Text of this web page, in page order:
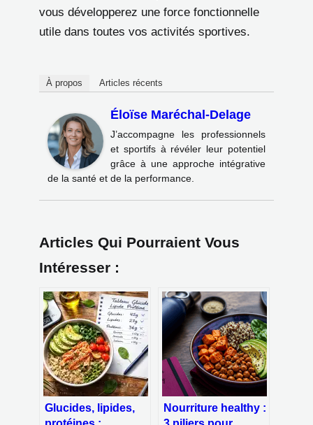
vous développerez une force fonctionnelle
utile dans toutes vos activités sportives.
À propos Articles récents
Éloïse Maréchal-Delage
J’accompagne les professionnels
et sportifs à révéler leur potentiel
grâce à une approche intégrative
de la santé et de la performance.
Articles Qui Pourraient Vous
Intéresser :
Glucides, lipides,
Nourriture healthy :